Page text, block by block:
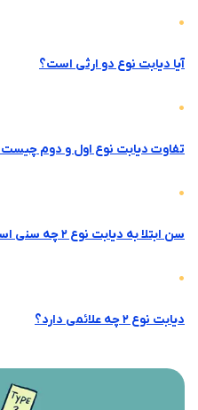
آیا دیابت نوع دو ارثی است؟
تفاوت دیابت نوع اول و دوم
سن ابتلا به دیابت نوع ۲ چه سنی است؟
دیابت نوع ۲ چه علائمی دارد؟